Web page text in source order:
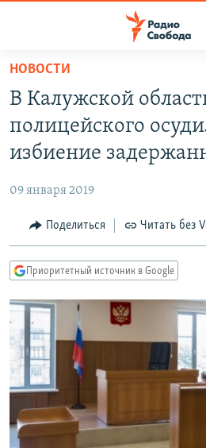
упрощенного
доступа
основному
Вернутся
Вернутся
поиску
ПОДКАСТЫ
АВТОРСКИЕ ПРОЕКТЫ
МНЕНИЯ
КУЛЬТУРА
КАВКАЗ.РЕАЛИИ
СЕВЕР.РЕАЛИИ
СИБИРЬ.РЕАЛИИ
РАСПИСАНИЕ ВЕЩАНИЯ
ПОДПИШИТЕСЬ НА РАССЫЛКУ
СОЦИАЛЬНЫЕ СЕТИ
НОВОСТИ
В Калужской
полицейского
избиение
09 января 2019
Поделиться Читать без
Приоритетный источник в Google